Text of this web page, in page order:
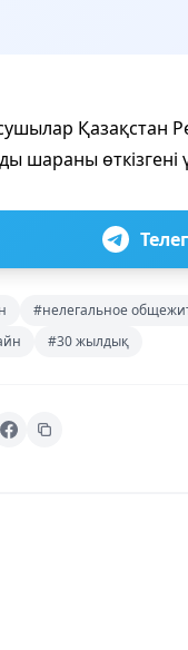
Қазақстан
шараны өткізгені
#нелегальное
#30 жылдық